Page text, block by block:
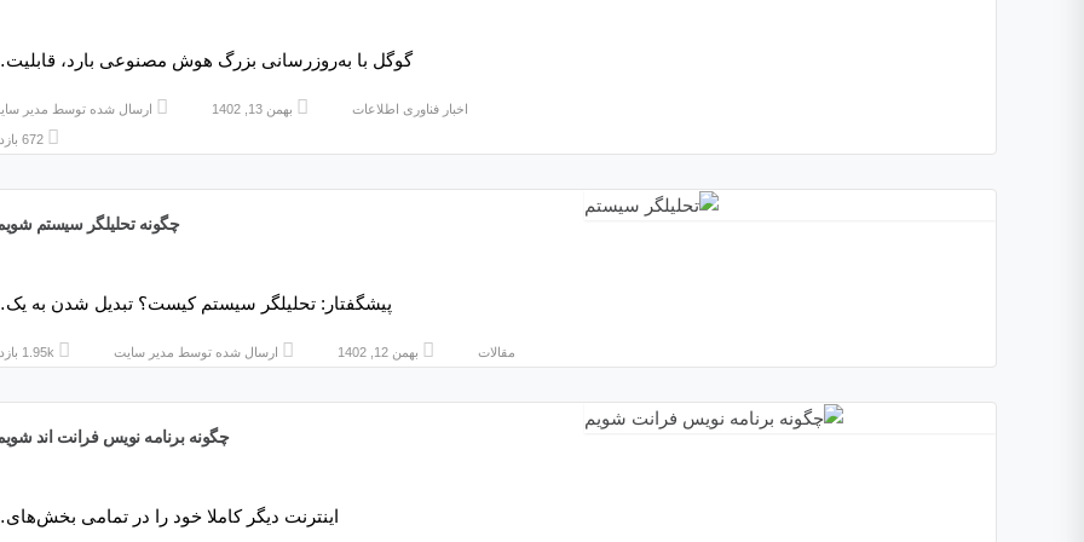
گوگل با به‌روزرسانی بزرگ هوش مصنوعی بارد،
اخبار فناوری اطلاعات بهمن 13, 1402 ارسال شده توسط مدیر
672 بازدید
چگونه تحلیلگر سیستم
پیشگفتار: تحلیلگر سیستم کیست؟ تبدیل شدن به
مقالات بهمن 12, 1402 ارسال شده توسط مدیر سایت
چگونه برنامه نویس فرانت اند
اینترنت دیگر کاملا خود را در تمامی